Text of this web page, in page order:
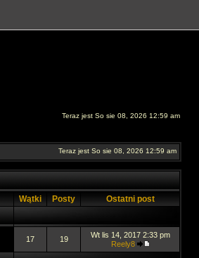
Teraz jest So sie 08, 2026 12:59 am
Teraz jest So sie 08, 2026 12:59 am
Wątki Posty Ostatni post
17 19
Wt lis 14, 2017 2:33 pm
Reely8